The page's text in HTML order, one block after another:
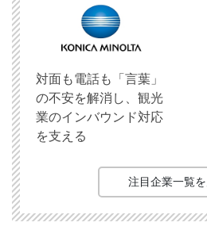
対面も電話も「言葉」
の不安を解消し、観光
業のインバウンド対応
を支える
注目企業一覧